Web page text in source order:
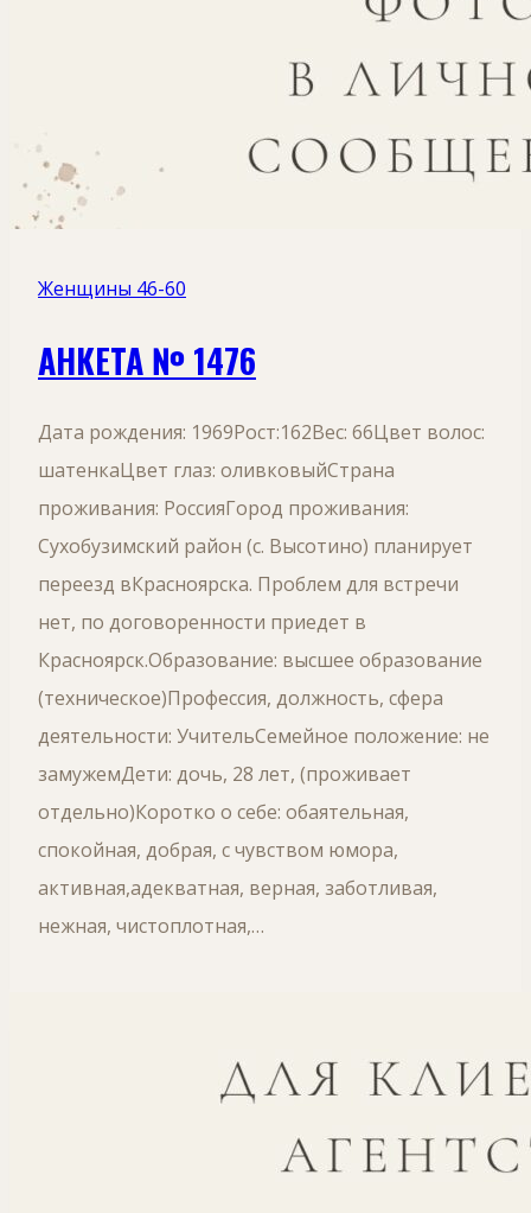
Женщины 46-60
АНКЕТА № 1476
Дата рождения: 1969Рост:162Вес: 66Цвет волос:
шатенкаЦвет глаз: оливковыйСтрана
проживания: РоссияГород проживания:
Сухобузимский район (с. Высотино) планирует
переезд вКрасноярска. Проблем для встречи
нет, по договоренности приедет в
Красноярск.Образование: высшее образование
(техническое)Профессия, должность, сфера
деятельности: УчительСемейное положение: не
замужемДети: дочь, 28 лет, (проживает
отдельно)Коротко о себе: обаятельная,
спокойная, добрая, с чувством юмора,
активная,адекватная, верная, заботливая,
нежная, чистоплотная,…